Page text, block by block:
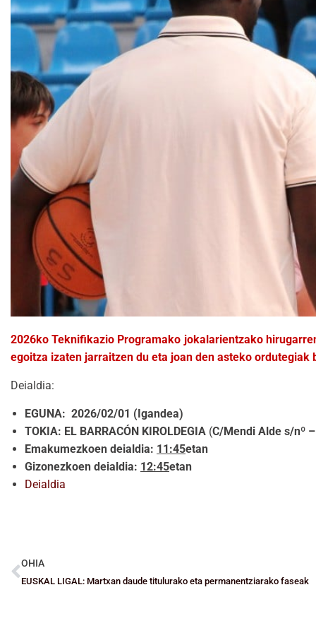
2026ko Teknifikazio Programako jokalarientzako
egoitza izaten jarraitzen du eta joan den asteko
Deialdia:
EGUNA: 2026/02/01
TOKIA: EL BARRACÓN KIROLDEGIA (C/Mendi Alde s/nº
Emakumezkoen deialdia: 11:45etan
Gizonezkoen deialdia: 12:45etan
Deialdia
OHIA
EUSKAL LIGAL: Martxan daude titulurako eta permanentziarako faseak